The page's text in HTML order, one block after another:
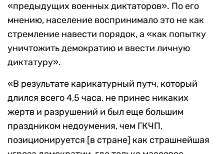
«предыдущих военных диктаторов». По его
мнению, население воспринимало это не как
стремление навести порядок, а «как попытку
уничтожить демократию и ввести личную
диктатуру».
«В результате карикатурный путч, который
длился всего 4,5 часа, не принес никаких
жертв и разрушений и был еще большим
праздником недоумения, чем ГКЧП,
позиционируется [в стране] как страшнейшая